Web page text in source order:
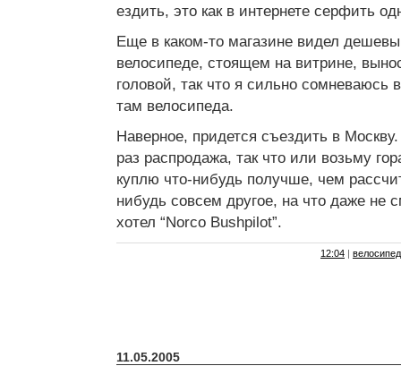
ездить, это как в интернете серфить
Еще в каком-то магазине видел
велосипеде, стоящем на витрине,
головой, так что я сильно сомневаюсь
там велосипеда.
Наверное, придется съездить в Москву.
раз распродажа, так что или возьму
куплю что-нибудь получше, чем
нибудь совсем другое, на что даже не
хотел “Norco Bushpilot”.
12:04 | велосипед
11.05.2005